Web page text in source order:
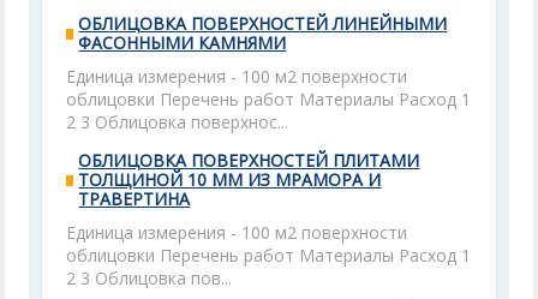
ОБЛИЦОВКА ПОВЕРХНОСТЕЙ ЛИНЕЙНЫМИ
ФАСОННЫМИ КАМНЯМИ
Единица измерения - 100 м2 поверхности
облицовки Перечень работ Материалы Расход 1
2 3 Облицовка поверхнос...
ОБЛИЦОВКА ПОВЕРХНОСТЕЙ ПЛИТАМИ
ТОЛЩИНОЙ 10 ММ ИЗ МРАМОРА И
ТРАВЕРТИНА
Единица измерения - 100 м2 поверхности
облицовки Перечень работ Материалы Расход 1
2 3 Облицовка пов...